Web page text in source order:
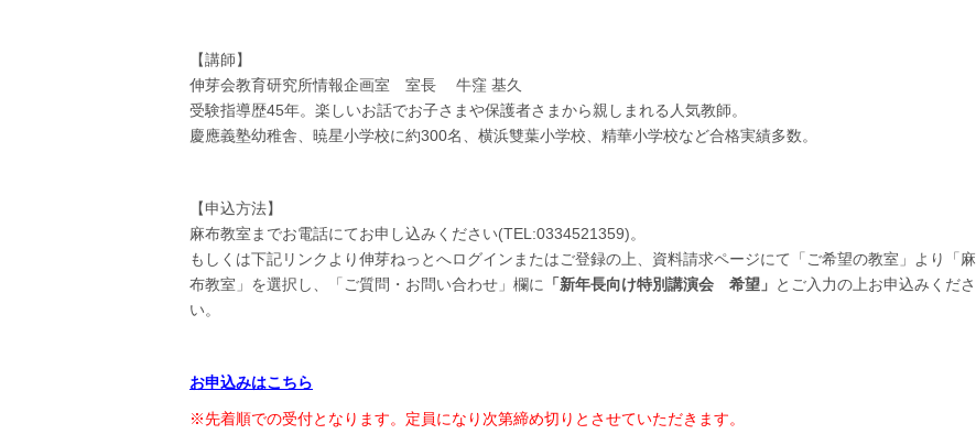
【講師】
伸芽会教育研究所情報企画室 室長 牛窪 基久
受験指導歴45年。楽しいお話でお子さまや保護者さまから親しまれる人気教師。
慶應義塾幼稚舎、暁星小学校に約300名、横浜雙葉小学校、精華小学校など合格実績多数。
【申込方法】
麻布教室までお電話にてお申し込みください(TEL:0334521359)。
もしくは下記リンクより伸芽ねっとへログインまたはご登録の上、資料請求ページにて「ご希望の教室」より「麻
布教室」を選択し、「ご質問・お問い合わせ」欄に
「新年長向け特別講演会 希望 」 とご入力の上お申込みくださ
い。
お申込みはこちら
※先着順での受付となります。定員になり次第締め切りとさせていただきます。